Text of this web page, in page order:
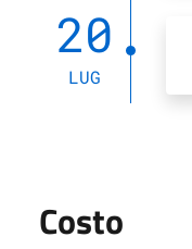
20
LUG
Costo